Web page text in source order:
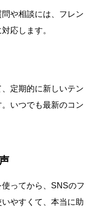
や相談には、フレン
応します。
定期的に新しいテン
いつでも最新のコン
使ってから、SNSのフ
やすくて、本当に助